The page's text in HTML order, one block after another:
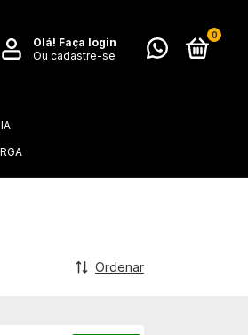
Olá! Faça login
Ou cadastre-se
0
Ordenar